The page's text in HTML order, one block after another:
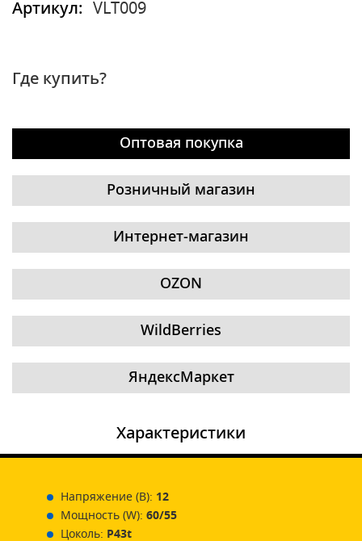
Артикул:
VLT009
Где купить?
Оптовая покупка
Розничный магазин
Интернет-магазин
OZON
WildBerries
ЯндексМаркет
Характеристики
Напряжение (В): 12
Мощность (W): 60/55
Цоколь: P43t